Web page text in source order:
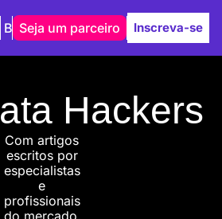
Blog Autores
Seja um parceiro Inscreva-se
Hackers
Com artigos
escritos por
especialistas
e
profissionais
do mercado,